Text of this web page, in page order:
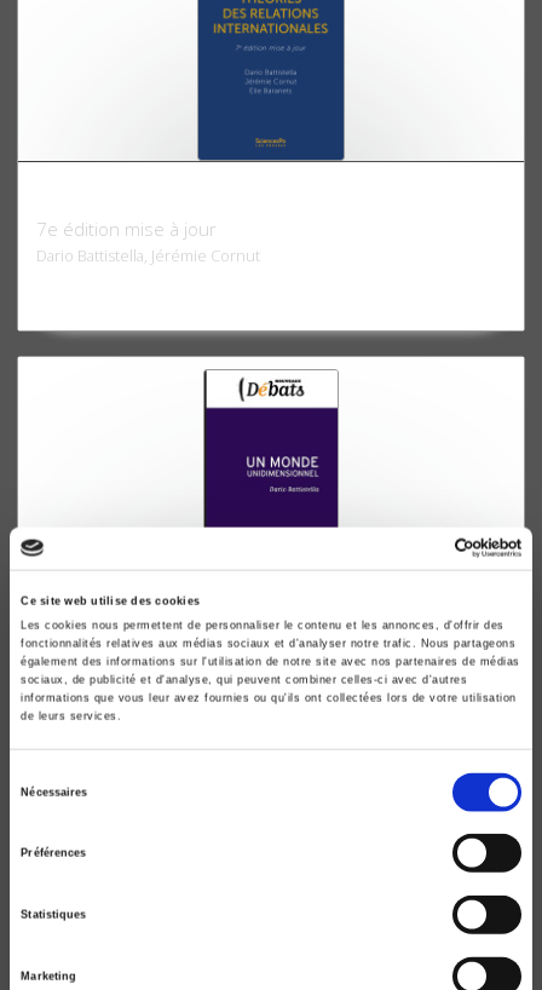
Ce site web utilise des cookies
Les cookies nous permettent de personnaliser le contenu et les annonces, d'offrir des
fonctionnalités relatives aux médias sociaux et d'analyser notre trafic. Nous partageons
également des informations sur l'utilisation de notre site avec nos partenaires de médias
sociaux, de publicité et d'analyse, qui peuvent combiner celles-ci avec d'autres
informations que vous leur avez fournies ou qu'ils ont collectées lors de votre utilisation
de leurs services.
Nécessaires
Préférences
Statistiques
Marketing
7e édition mise à jour
Dario Battistella, Jérémie Cornut
Un monde unidimensionnel
Dario Battistella